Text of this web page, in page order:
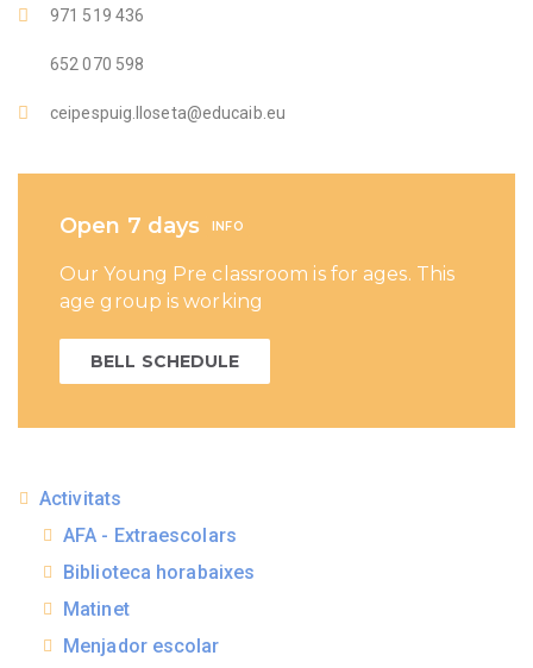
971 519 436
652 070 598
ceipespuig.lloseta@educaib.eu
Open 7 days INFO
Our Young Pre classroom is for ages. This
age group is working
BELL SCHEDULE
Activitats
AFA - Extraescolars
Biblioteca horabaixes
Matinet
Menjador escolar